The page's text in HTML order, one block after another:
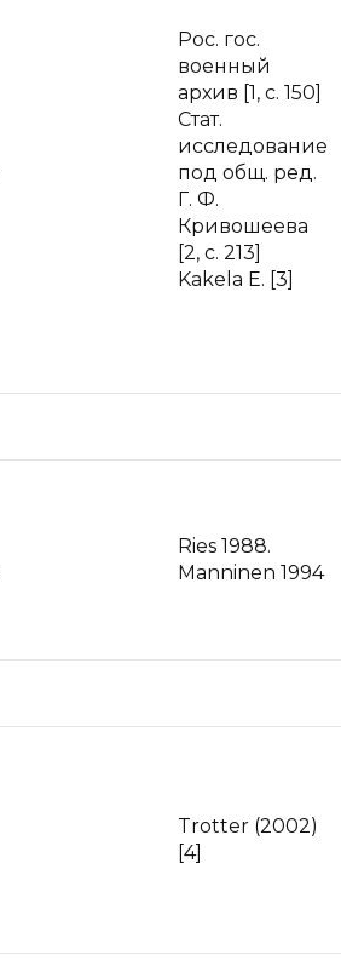
Рос. гос.
военный
архив [1, с. 150]
Стат.
исследование
под общ. ред.
Г. Ф.
Кривошеева
[2, с. 213]
Kakela E. [3]
Ries 1988.
Manninen 1994
Trotter (2002)
[4]